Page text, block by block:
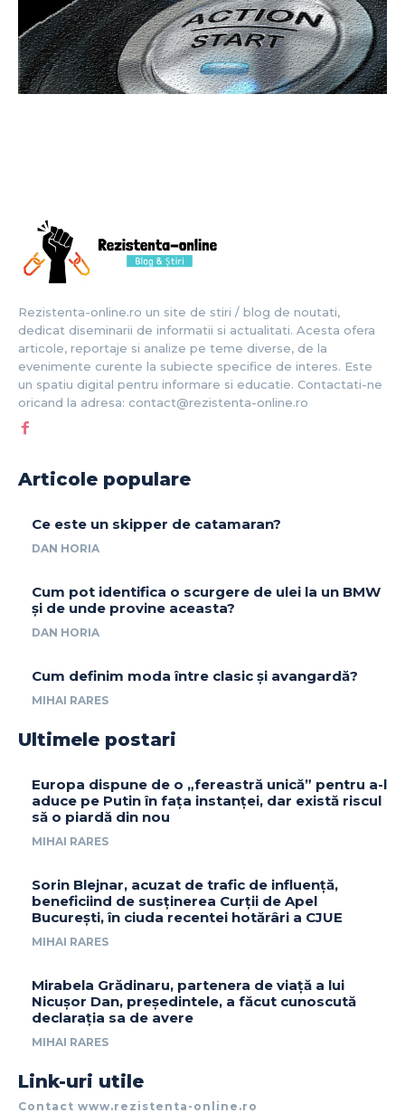
Rezistenta-online.ro un site de stiri / blog de noutati,
dedicat diseminarii de informatii si actualitati. Acesta ofera
articole, reportaje si analize pe teme diverse, de la
evenimente curente la subiecte specifice de interes. Este
un spatiu digital pentru informare si educatie. Contactati-ne
oricand la adresa: contact@rezistenta-online.ro
Articole populare
Ce este un skipper de catamaran?
DAN HORIA
Cum pot identifica o scurgere de ulei la un BMW
și de unde provine aceasta?
DAN HORIA
Cum definim moda între clasic și avangardă?
MIHAI RARES
Ultimele postari
Europa dispune de o „fereastră unică” pentru a-l
aduce pe Putin în fața instanței, dar există riscul
să o piardă din nou
MIHAI RARES
Sorin Blejnar, acuzat de trafic de influență,
beneficiind de susținerea Curții de Apel
București, în ciuda recentei hotărâri a CJUE
MIHAI RARES
Mirabela Grădinaru, partenera de viață a lui
Nicușor Dan, președintele, a făcut cunoscută
declarația sa de avere
MIHAI RARES
Link-uri utile
Contact www.rezistenta-online.ro